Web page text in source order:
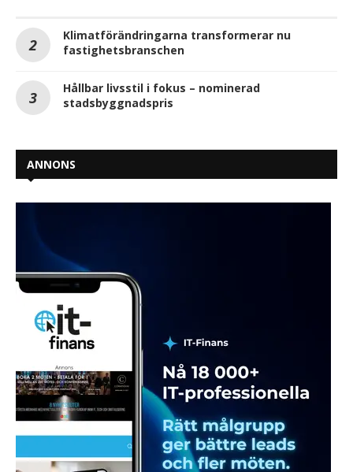
Klimatförändringarna transformerar nu
fastighetsbranschen
Hållbar livsstil i fokus – nominerad
stadsbyggnadspris
ANNONS